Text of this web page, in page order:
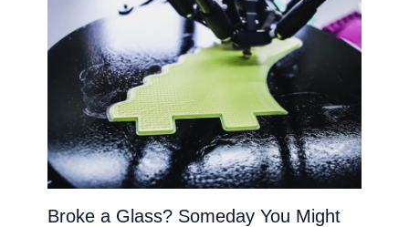
Broke a Glass? Someday You Might